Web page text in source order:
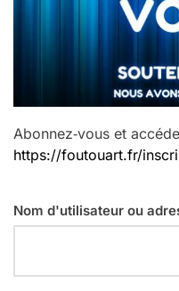
Abonnez‑vous et
https://foutouart.fr/
Nom d'utilisateur ou